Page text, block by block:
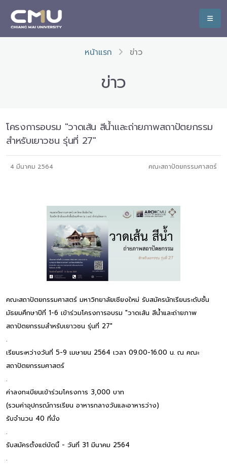
หน้าแรก ข่าว
ข่าว
โครงการอบรม "วาดเส้น สีน้ำและถ่ายภาพสถาปัตยกรรม
สำหรับเยาวชน รุ่นที่ 27"
4 มีนาคม 2564 คณะสถาปัตยกรรมศาสตร์
คณะสถาปัตยกรรมศาสตร์ มหาวิทยาลัยเชียงใหม่ รับสมัครนักเรียนระดับชั้น
มัธยมศึกษาปีที่ 1-6 เข้าร่วมโครงการอบรม "วาดเส้น สีน้ำและถ่ายภาพ
สถาปัตยกรรมสำหรับเยาวชน รุ่นที่ 27"
.
เรียนระหว่างวันที่ 5-9 เมษายน 2564 เวลา 09.00-16.00 น. ณ คณะ
สถาปัตยกรรมศาสตร์
.
ค่าลงทะเบียนเข้าร่วมโครงการ 3,000 บาท
(รวมค่าอุปกรณ์การเรียน อาหารกลางวันและอาหารว่าง)
รับจำนวน 40 ที่นั่ง
.
รับสมัครตั้งแต่บัดนี้ - วันที่ 31 มีนาคม 2564
.